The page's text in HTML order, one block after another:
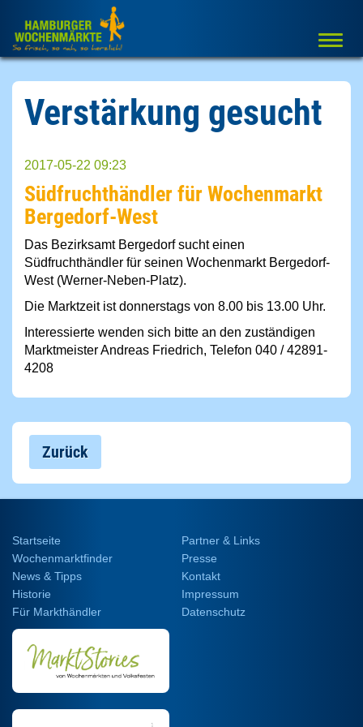
Verstärkung gesucht
2017-05-22 09:23
Südfruchthändler für Wochenmarkt
Bergedorf-West
Das Bezirksamt Bergedorf sucht einen
Südfruchthändler für seinen Wochenmarkt Bergedorf-
West (Werner-Neben-Platz).
Die Marktzeit ist donnerstags von 8.00 bis 13.00 Uhr.
Interessierte wenden sich bitte an den zuständigen
Marktmeister Andreas Friedrich, Telefon 040 / 42891-
4208
Zurück
Startseite
Wochenmarktfinder
News & Tipps
Historie
Für Markthändler
Partner & Links
Presse
Kontakt
Impressum
Datenschutz